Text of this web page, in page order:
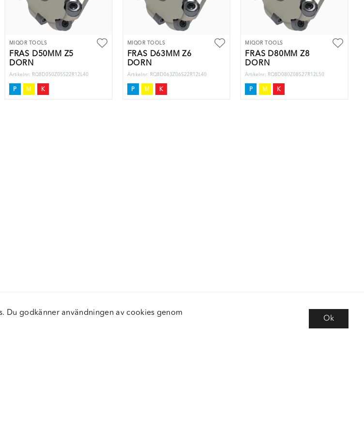
MIQOR TOOLS
FRÄS D50MM Z5
DORN
Artikelnr: RQ8D050Z05S22R12L40
P M K
MIQOR TOOLS
FRÄS D63MM Z6
DORN
Artikelnr: RQ8D063Z06S22R12L40
P M K
MIQOR TOOLS
FRÄS D80MM Z8
DORN
Artikelnr: RQ8D080Z08S27R12L50
P M K
Du godkänner användningen av cookies genom
Ok